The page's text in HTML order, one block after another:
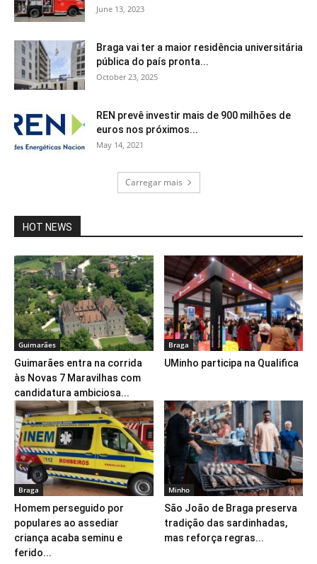
June 13, 2023
Braga vai ter a maior residência universitária
pública do país pronta...
October 23, 2025
REN prevê investir mais de 900 milhões de
euros nos próximos...
May 14, 2021
Carregar mais
HOT NEWS
Guimarães
Guimarães entra na corrida
às Novas 7 Maravilhas com
candidatura ambiciosa...
Braga
UMinho participa na Qualifica
Braga
Homem perseguido por
populares ao assediar
criança acaba seminu e
ferido...
Minho
São João de Braga preserva
tradição das sardinhadas,
mas reforça regras...